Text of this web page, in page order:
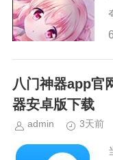
八门神器app官
器安卓版下载
admin 3天前